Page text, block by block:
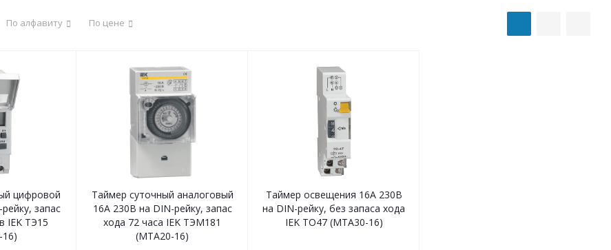
По алфавиту По цене
цифровой
запас
IEK ТЭ15
16)
Таймер суточный аналоговый
16А 230В на DIN-рейку, запас
хода 72 часа IEK ТЭМ181
(MTA20-16)
Таймер освещения 16А 230В
на DIN-рейку, без запаса хода
IEK ТО47 (MTA30-16)